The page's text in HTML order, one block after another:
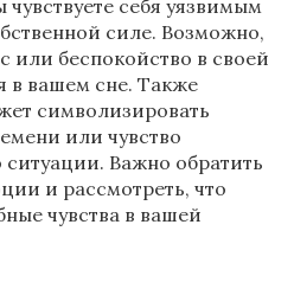
чувствуете себя уязвимым
силе. Возможно,
или беспокойство в своей
в вашем сне. Также
символизировать
или чувство
ситуации. Важно обратить
и рассмотреть, что
чувства в вашей